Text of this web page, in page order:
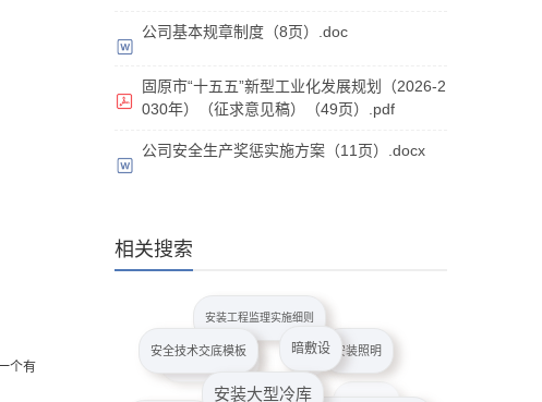
个有
公司基本规章制度（8页）.doc
固原市“十五五”新型工业化发展规划（2026-2
030年）（征求意见稿）（49页）.pdf
公司安全生产奖惩实施方案（11页）.docx
相关搜索
胺化
安全技术交底模板
安装工程监理实施细则
安装照明
安装大型冷库